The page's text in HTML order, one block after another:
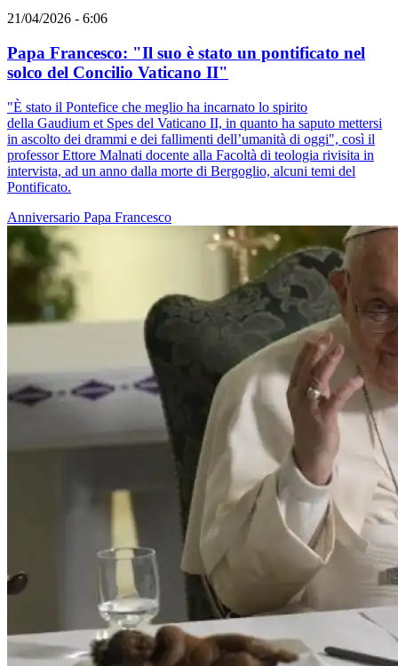
21/04/2026 - 6:06
Papa Francesco: "Il suo è stato un pontificato nel
solco del Concilio Vaticano II"
"È stato il Pontefice che meglio ha incarnato lo spirito
della Gaudium et Spes del Vaticano II, in quanto ha saputo mettersi
in ascolto dei drammi e dei fallimenti dell’umanità di oggi", così il
professor Ettore Malnati docente alla Facoltà di teologia rivisita in
intervista, ad un anno dalla morte di Bergoglio, alcuni temi del
Pontificato.
Anniversario Papa Francesco